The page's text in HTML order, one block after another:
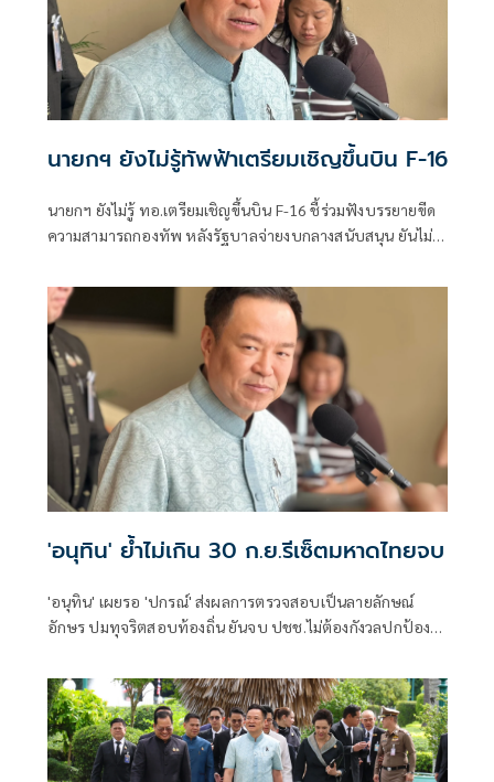
นายกฯ ยังไม่รู้ทัพฟ้าเตรียมเชิญขึ้นบิน F-16
นายกฯ ยังไม่รู้ ทอ.เตรียมเชิญขึ้นบิน F-16 ชี้ร่วมฟังบรรยายขีด
ความสามารถกองทัพ หลังรัฐบาลจ่ายงบกลางสนับสนุน ยันไม่
'อนุทิน' ย้ำไม่เกิน 30 ก.ย.รีเซ็ตมหาดไทยจบ
'อนุทิน' เผยรอ 'ปกรณ์' ส่งผลการตรวจสอบเป็นลายลักษณ์
อักษร ปมทุจริตสอบท้องถิ่น ยันจบ ปชช.ไม่ต้องกังวลปกป้อง
เต้นได้ ชี้รีเซ็ต มท.จบใน ก.ย.นี้